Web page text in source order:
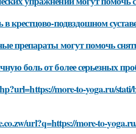
крестцово-подвздошном
препараты могут помочь
боль от более серьезных
more-to-yoga.ru/stati/
url?q=https://more-to-